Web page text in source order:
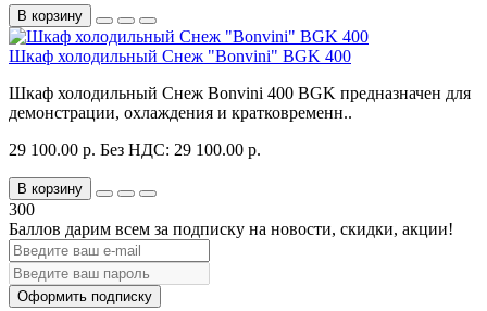
В корзину
Шкаф холодильный Снеж "Bonvini" BGK 400
Шкаф холодильный Снеж Bonvini 400 BGK предназначен для
демонстрации, охлаждения и кратковременн..
29 100.00 р. Без НДС: 29 100.00 р.
В корзину
300
Баллов дарим всем за подписку на новости, скидки, акции!
Оформить подписку